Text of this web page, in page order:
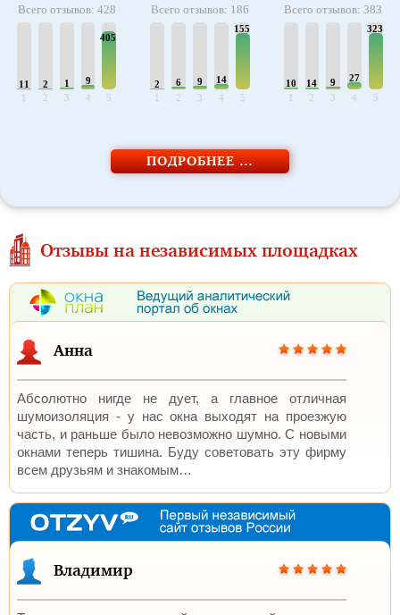
Всего отзывов: 428
11
1
2
2
1
3
9
4
405
5
Всего отзывов: 186
2
1
6
2
9
3
14
4
155
5
Всего отзывов: 383
10
1
14
2
9
3
27
4
323
5
ПОДРОБНЕЕ …
Отзывы на независимых площадках
Анна
Абсолютно нигде не дует, а главное отличная
шумоизоляция - у нас окна выходят на проезжую
часть, и раньше было невозможно шумно. C новыми
окнами теперь тишина. Буду советовать эту фирму
всем друзьям и знакомым…
Владимир